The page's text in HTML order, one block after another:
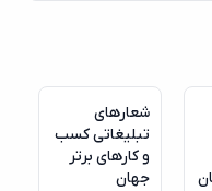
شعارهای
تبلیغاتی کسب
و کارهای برتر
جهان